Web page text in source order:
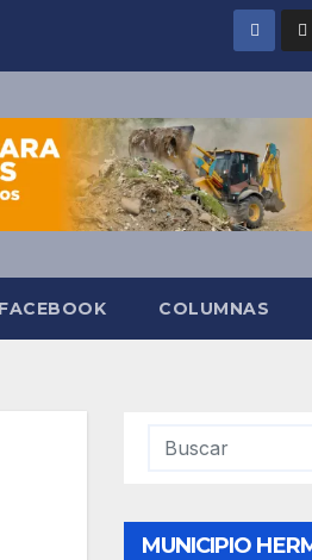
COLUMNAS
MUNICIPIO